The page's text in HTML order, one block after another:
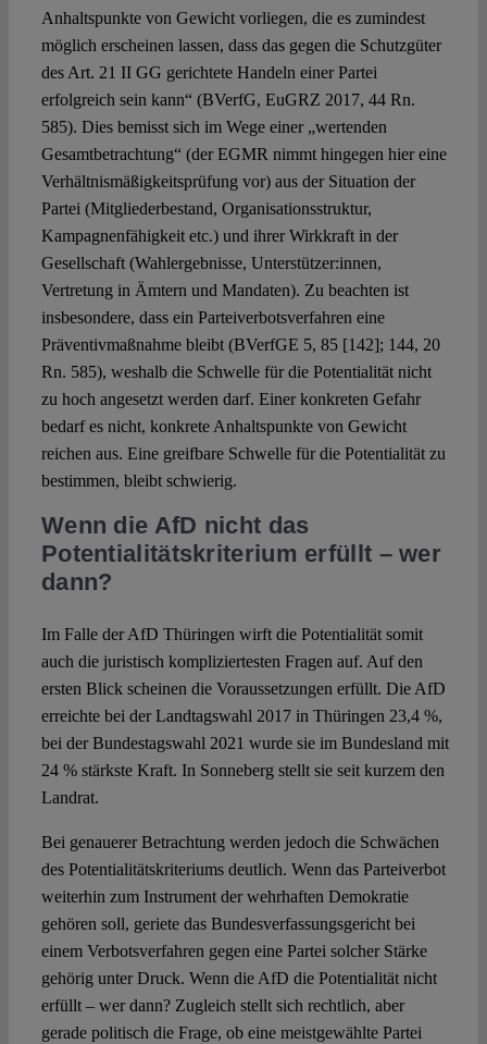
Anhaltspunkte von Gewicht vorliegen, die es zumindest
möglich erscheinen lassen, dass das gegen die Schutzgüter
des Art. 21 II GG gerichtete Handeln einer Partei
erfolgreich sein kann“ (BVerfG, EuGRZ 2017, 44 Rn.
585). Dies bemisst sich im Wege einer „wertenden
Gesamtbetrachtung“ (der EGMR nimmt hingegen hier eine
Verhältnismäßigkeitsprüfung vor) aus der Situation der
Partei (Mitgliederbestand, Organisationsstruktur,
Kampagnenfähigkeit etc.) und ihrer Wirkkraft in der
Gesellschaft (Wahlergebnisse, Unterstützer:innen,
Vertretung in Ämtern und Mandaten). Zu beachten ist
insbesondere, dass ein Parteiverbotsverfahren eine
Präventivmaßnahme bleibt (BVerfGE 5, 85 [142]; 144, 20
Rn. 585), weshalb die Schwelle für die Potentialität nicht
zu hoch angesetzt werden darf. Einer konkreten Gefahr
bedarf es nicht, konkrete Anhaltspunkte von Gewicht
reichen aus. Eine greifbare Schwelle für die Potentialität zu
bestimmen, bleibt schwierig.
Wenn die AfD nicht das
Potentialitätskriterium erfüllt – wer
dann?
Im Falle der AfD Thüringen wirft die Potentialität somit
auch die juristisch kompliziertesten Fragen auf. Auf den
ersten Blick scheinen die Voraussetzungen erfüllt. Die AfD
erreichte bei der Landtagswahl 2017 in Thüringen 23,4 %,
bei der Bundestagswahl 2021 wurde sie im Bundesland mit
24 % stärkste Kraft. In Sonneberg stellt sie seit kurzem den
Landrat.
Bei genauerer Betrachtung werden jedoch die Schwächen
des Potentialitätskriteriums deutlich. Wenn das Parteiverbot
weiterhin zum Instrument der wehrhaften Demokratie
gehören soll, geriete das Bundesverfassungsgericht bei
einem Verbotsverfahren gegen eine Partei solcher Stärke
gehörig unter Druck. Wenn die AfD die Potentialität nicht
erfüllt – wer dann? Zugleich stellt sich rechtlich, aber
gerade politisch die Frage, ob eine meistgewählte Partei